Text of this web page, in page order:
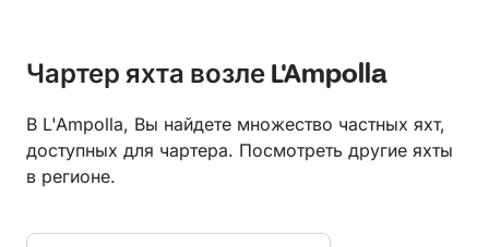
Чартер яхта возле L'Ampolla
В L'Ampolla, Вы найдете множество частных яхт,
доступных для чартера. Посмотреть другие яхты
в регионе.